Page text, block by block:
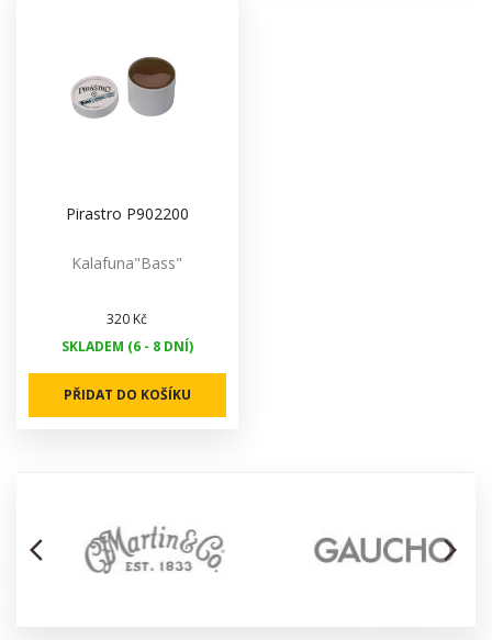
Pirastro P902200
Kalafuna"Bass"
320 Kč
SKLADEM (6 - 8 DNÍ)
PŘIDAT DO KOŠÍKU
arrow_back_ios arrow_forward_ios